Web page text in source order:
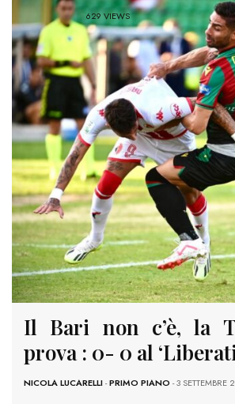
629 VIEWS
Il Bari non c’è, la
prova : 0- 0 al
NICOLA LUCARELLI-PRIMO PIANO - 3 SETTEMBRE